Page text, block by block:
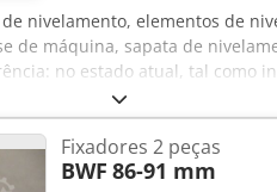
nivelamento, elementos de
de máquina, sapata de
no estado atual, tal como
-número: 8 peças -
Adref -Peso: 10,8 kg/unidade.
Fixadores 2 peças
BWF 86-91 mm